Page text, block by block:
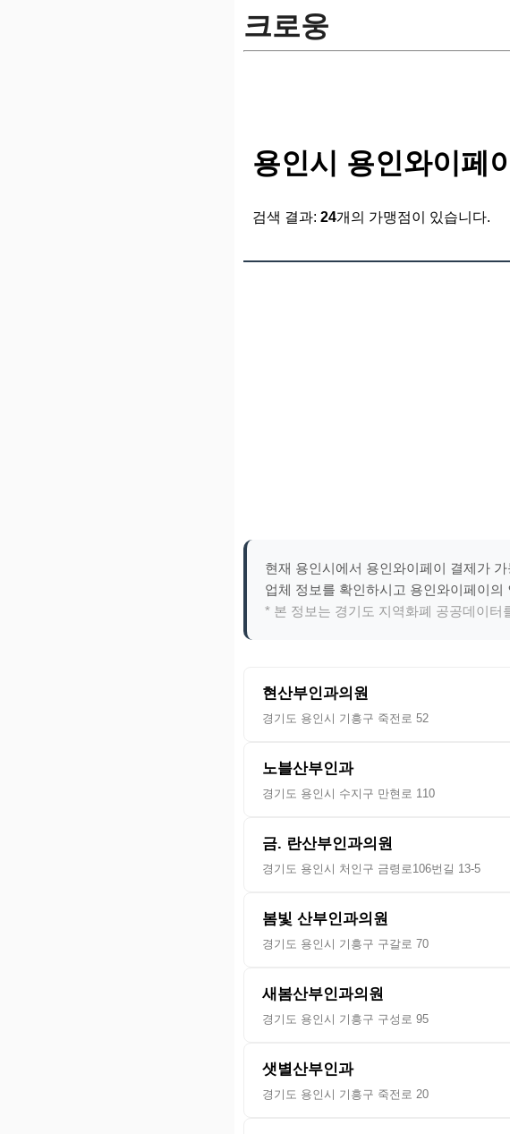
크로웅
용인시 용인와이페
검색 결과: 24개의 가맹점이 있습니다.
현재 용인시에서 용인와이페이 결제가
업체 정보를 확인하시고 용인와이페이의
* 본 정보는 경기도 지역화폐 공공데이
현산부인과의원
경기도 용인시 기흥구 죽전로 52
노블산부인과
경기도 용인시 수지구 만현로 110
금. 란산부인과의원
경기도 용인시 처인구 금령로106번길 13-5
봄빛 산부인과의원
경기도 용인시 기흥구 구갈로 70
새봄산부인과의원
경기도 용인시 기흥구 구성로 95
샛별산부인과
경기도 용인시 기흥구 죽전로 20